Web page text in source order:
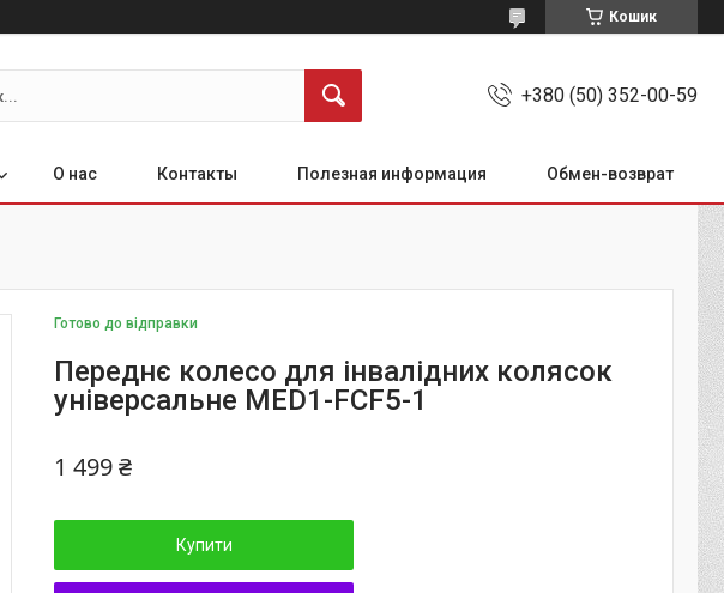
Кошик
+380 (50) 352-00-59
О нас Контакты Полезная информация Обмен-возврат
Готово до відправки
Переднє колесо для інвалідних колясок
універсальне MED1-FCF5-1
1 499 ₴
Купити